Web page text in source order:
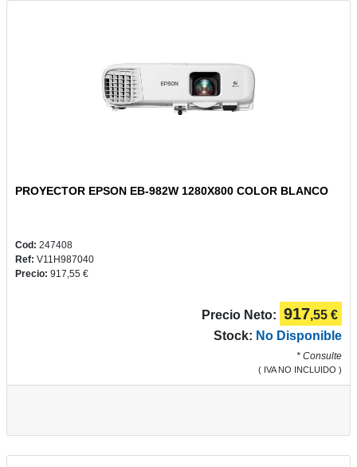
PROYECTOR EPSON EB-982W 1280X800 COLOR BLANCO
Cod: 247408
Ref: V11H987040
Precio: 917,55 €
Precio Neto: 917,55 €
Stock: No Disponible
* Consulte
( IVA NO INCLUIDO )
BELLAS